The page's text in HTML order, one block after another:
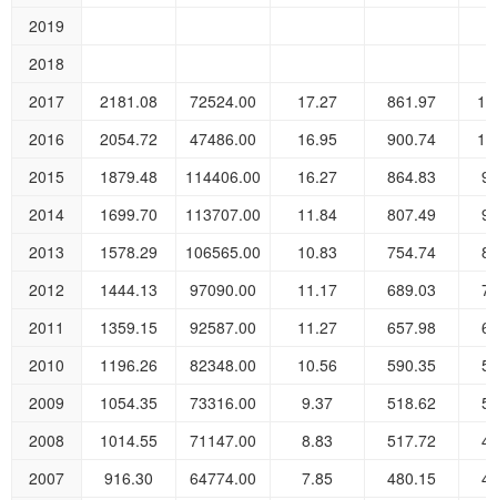
2019
2018
2017
2181.08 72524.00 17.27 861.97
2016
2054.72 47486.00 16.95 900.74
2015
1879.48 114406.00 16.27 864.83
2014
1699.70 113707.00 11.84 807.49
2013
1578.29 106565.00 10.83 754.74
2012
1444.13 97090.00 11.17 689.03
2011
1359.15 92587.00 11.27 657.98
2010
1196.26 82348.00 10.56 590.35
2009
1054.35 73316.00 9.37 518.62
2008
1014.55 71147.00 8.83 517.72
2007
916.30 64774.00 7.85 480.15